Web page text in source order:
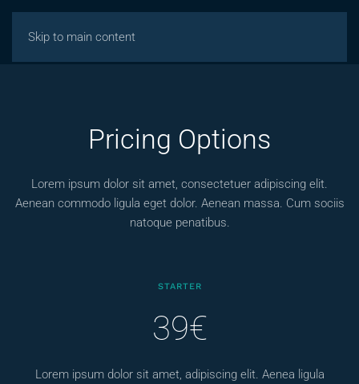
Skip to main content
Pricing Options
Lorem ipsum dolor sit amet, consectetuer adipiscing elit.
Aenean commodo ligula eget dolor. Aenean massa. Cum sociis
natoque penatibus.
STARTER
39€
Lorem ipsum dolor sit amet, adipiscing elit. Aenea ligula